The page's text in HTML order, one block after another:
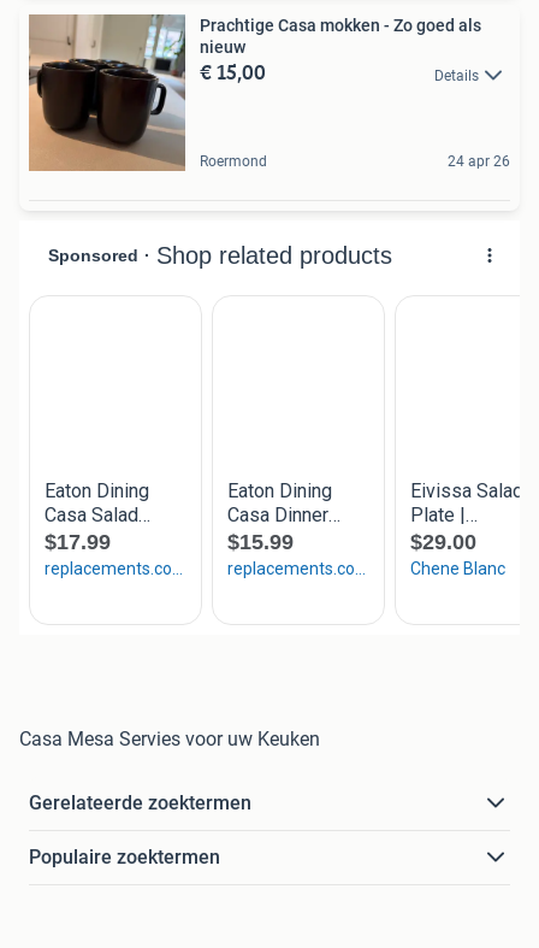
Prachtige Casa mokken - Zo goed als
nieuw
€ 15,00 Details
Roermond 24 apr 26
Casa Mesa Servies voor uw Keuken
Gerelateerde zoektermen
Populaire zoektermen